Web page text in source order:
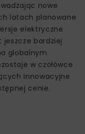
nowe
latach planowane
elektryczne
bardziej
globalnym
w czołówce
innowacyjne
cenie.